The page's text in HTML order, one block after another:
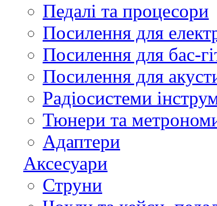
Педалі та процесори
Посилення для
Посилення для бас-
Посилення для
Радіосистеми
Тюнери та
Адаптери
Аксесуари
Струни